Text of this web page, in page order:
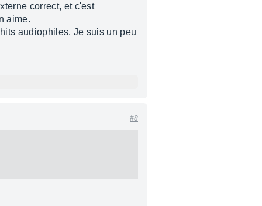
correct, et c'est
aime.
audiophiles. Je suis un peu
#8